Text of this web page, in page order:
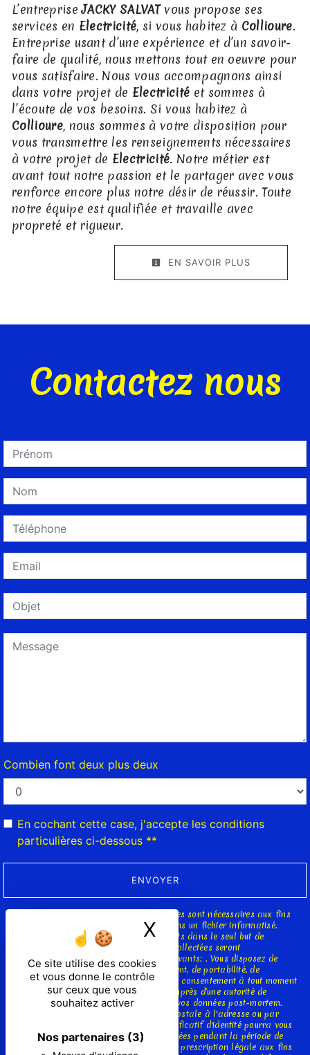
Ce site utilise des cookies
et vous donne le contrôle
sur ceux que vous
souhaitez activer
Nos partenaires (3)
X Masquer le
L’entrepriseJACKY SALVATvous propose ses
services en Electricité, si vous habitez à Collioure.
Entreprise usant d’une expérience et d’un savoir-
faire de qualité, nous mettons tout en oeuvre pour
vous satisfaire. Nous vous accompagnons ainsi
dans votre projet de Electricité et sommes à
l’écoute de vos besoins. Si vous habitez à
Collioure, nous sommes à votre disposition pour
vous transmettre les renseignements nécessaires
à votre projet de Electricité. Notre métier est
avant tout notre passion et le partager avec vous
renforce encore plus notre désir de réussir. Toute
notre équipe est qualifiée et travaille avec
propreté et rigueur.
EN SAVOIR PLUS
Contactez nous
Combien font deux plus deux
En cochant cette case, j'accepte les conditions
particulières ci-dessous **
ENVOYER
** Les données personnelles communiquées sont nécessaires aux fins
de vous contacter et sont enregistrées dans un fichier informatisé.
Elles sont destinées à et ses sous-traitants dans le seul but de
répondre à votre message. Les données collectées seront
communiquées aux seuls destinataires suivants: . Vous disposez de
droits d’accès, de rectification, d’effacement, de portabilité, de
limitation, d’opposition, de retrait de votre consentement à tout moment
et du droit d’introduire une réclamation auprès d’une autorité de
contrôle, ainsi que d’organiser le sort de vos données post-mortem.
Vous pouvez exercer ces droits par voie postale à l'adresse ou par
courrier électronique à l'adresse . Un justificatif d'identité pourra vous
être demandé. Nous conservons vos données pendant la période de
prise de contact puis pendant la durée de prescription légale aux fins